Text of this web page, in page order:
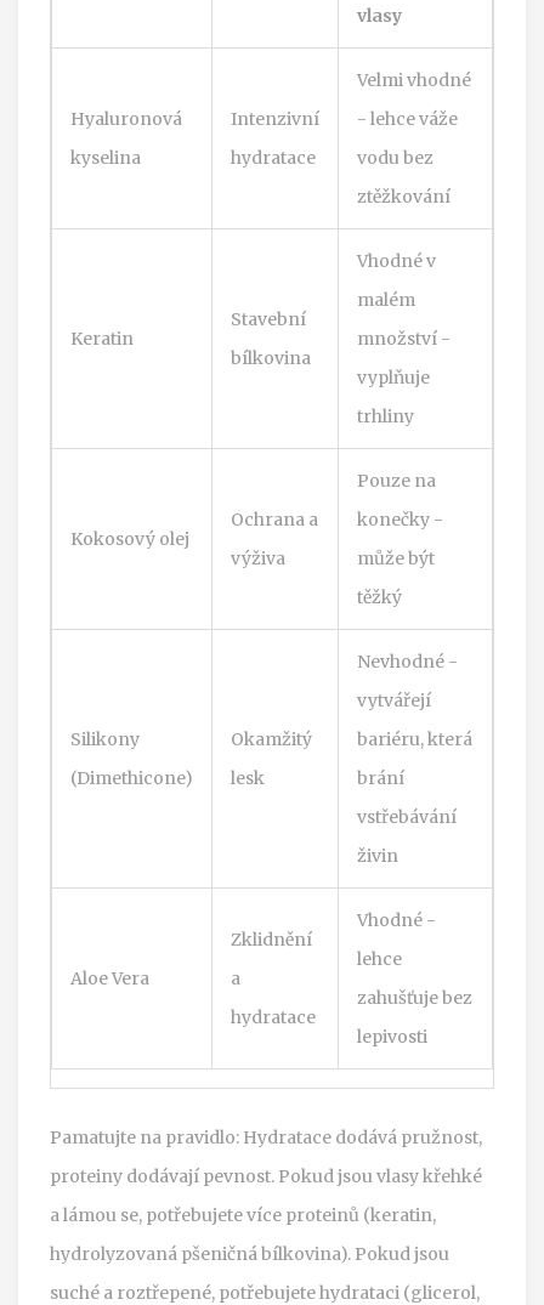
vlasy
Hyaluronová
kyselina
Intenzivní
hydratace
Velmi vhodné
- lehce váže
vodu bez
ztěžkování
Keratin
Stavební
bílkovina
Vhodné v
malém
množství -
vyplňuje
trhliny
Kokosový olej
Ochrana a
výživa
Pouze na
konečky -
může být
těžký
Silikony
(Dimethicone)
Okamžitý
lesk
Nevhodné -
vytvářejí
bariéru, která
brání
vstřebávání
živin
Aloe Vera
Zklidnění
a
hydratace
Vhodné -
lehce
zahušťuje bez
lepivosti
Pamatujte na pravidlo: Hydratace dodává pružnost,
proteiny dodávají pevnost. Pokud jsou vlasy křehké
a lámou se, potřebujete více proteinů (keratin,
hydrolyzovaná pšeničná bílkovina). Pokud jsou
suché a roztřepené, potřebujete hydrataci (glicerol,